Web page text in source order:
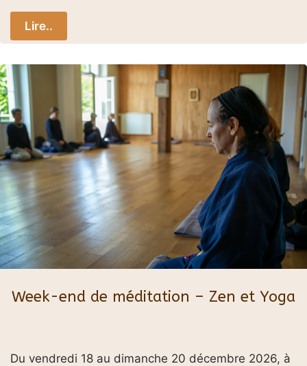
Lire..
Week-end de méditation – Zen et Yoga
Du vendredi 18 au dimanche 20 décembre 2026, à